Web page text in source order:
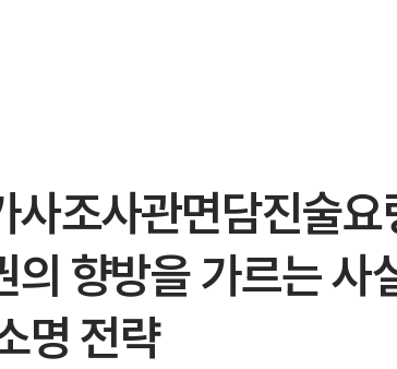
사조사관면담진술요
의 향방을 가르는 사
명 전략